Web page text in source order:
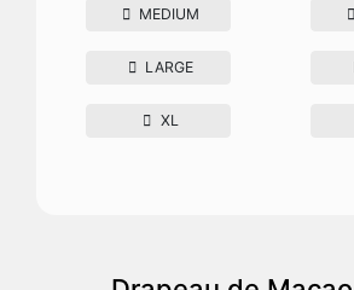
MEDIUM
LARGE
XL